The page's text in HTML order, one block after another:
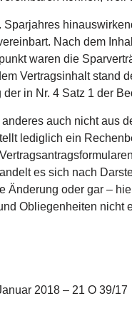
Sparjahres
Nach dem
waren die
Vertragsinhalt stand
in Nr. 4 Satz 1 der
auch nicht aus
lediglich ein
es sich nach
Änderung oder gar –
Obliegenheiten nicht
2018 – 21 O 39/17